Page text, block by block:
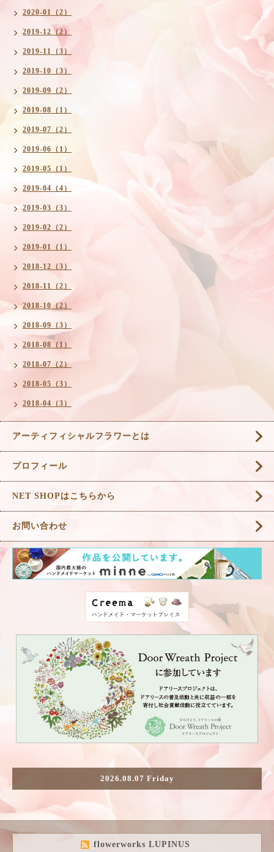
2020-01（2）
2019-12（2）
2019-11（3）
2019-10（3）
2019-09（2）
2019-08（1）
2019-07（2）
2019-06（1）
2019-05（1）
2019-04（4）
2019-03（3）
2019-02（2）
2019-01（1）
2018-12（3）
2018-11（2）
2018-10（2）
2018-09（3）
2018-08（1）
2018-07（2）
2018-05（3）
2018-04（3）
アーティフィシャルフラワーとは
プロフィール
NET SHOPはこちらから
お問い合わせ
2026.08.07 Friday
flowerworks LUPINUS